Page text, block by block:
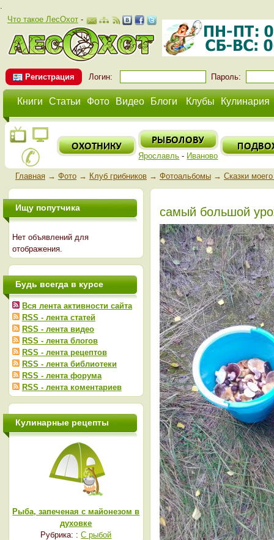
.
Что такое ЛесОхот-
Регистрация Логин: Пароль:
Книги Статьи Фото Видео Блоги Клубы Кулинария
Ярославль - Иваново
Главная→ Фото→ Клуб грибников→ Фотоальбомы→ Сказки
самый большой
Ищу попутчика
Нет объявлений для
отображения.
Будь всегда в курсе
Вся лента активности сайта
RSS - лента статей
RSS - лента видео
RSS - лента блогов
RSS - лента рецептов
RSS - лента библиотеки
RSS - лента форума
RSS - лента коментариев
Кулинарные рецепты
Рыба, запеченая с майонезом в
духовке
Рубрика: :С рыбой